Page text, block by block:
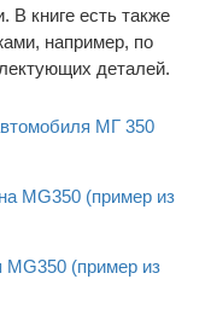
В книге есть также
например, по
деталей.
МГ 350
MG350 (пример из
(пример из